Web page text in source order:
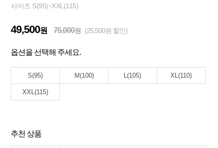
사이즈 S(95)~XXL(115)
49,500원 75,000원 (25,500원 할인)
옵션을 선택해 주세요.
S(95) M(100) L(105) XL(110)
XXL(115)
추천 상품